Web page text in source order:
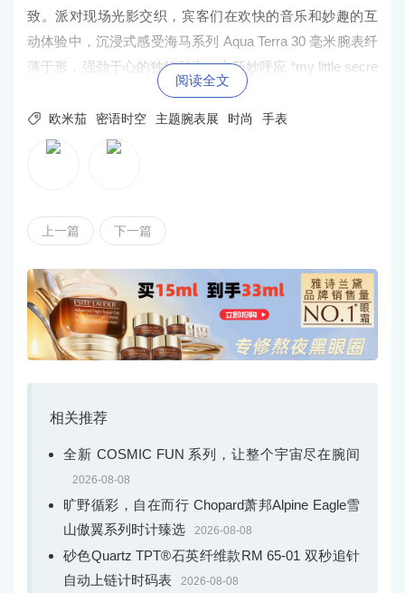
致。派对现场光影交织，宾客们在欢快的音乐和妙趣的互
动体验中，沉浸式感受海马系列 Aqua Terra 30 毫米腕表纤
薄于形，强劲于心的独特魅力，亦巧妙呼应 “my little secre
乐和妙趣的互动体验中，沉浸式感受海马系列 Aqua Terra
阅读全文
 欧米茄 密语时空 主题腕表展 时尚 手表
上一篇 下一篇
相关推荐
全新 COSMIC FUN 系列，让整个宇宙尽在腕间
2026-08-08
旷野循彩，自在而行 Chopard萧邦Alpine Eagle雪
山傲翼系列时计臻选
2026-08-08
砂色Quartz TPT®石英纤维款RM 65-01 双秒追针
自动上链计时码表
2026-08-08